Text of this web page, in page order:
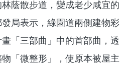
蔭散步道，變成老少咸宜的
局表示，綠園道兩側建物彩
「三部曲」中的首部曲，透
「微整形」，使原本被屋主